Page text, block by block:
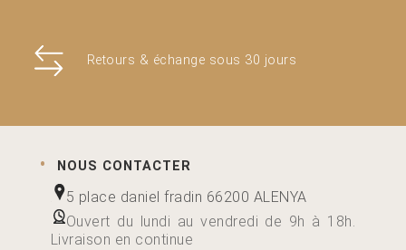
Retours & échange sous 30 jours
NOUS CONTACTER
5 place daniel fradin 66200 ALENYA
Ouvert du lundi au vendredi de 9h à 18h.
Livraison en continue